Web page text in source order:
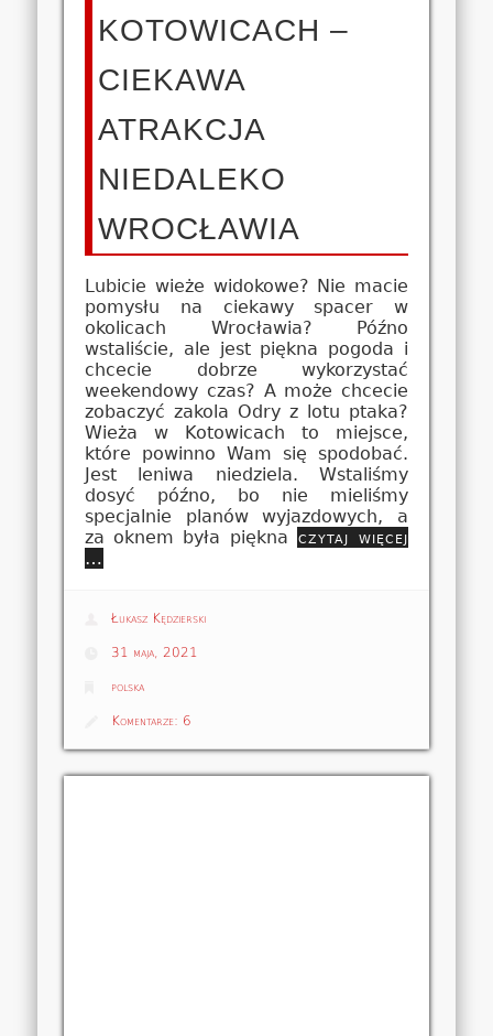
KOTOWICACH –
CIEKAWA
ATRAKCJA
NIEDALEKO
WROCŁAWIA
Lubicie wieże widokowe? Nie macie
pomysłu na ciekawy spacer w
okolicach Wrocławia? Późno
wstaliście, ale jest piękna pogoda i
chcecie dobrze wykorzystać
weekendowy czas? A może chcecie
zobaczyć zakola Odry z lotu ptaka?
Wieża w Kotowicach to miejsce,
które powinno Wam się spodobać.
Jest leniwa niedziela. Wstaliśmy
dosyć późno, bo nie mieliśmy
specjalnie planów wyjazdowych, a
za oknem była piękna czytaj więcej
…
Łukasz Kędzierski
31 maja, 2021
polska
Komentarze: 6